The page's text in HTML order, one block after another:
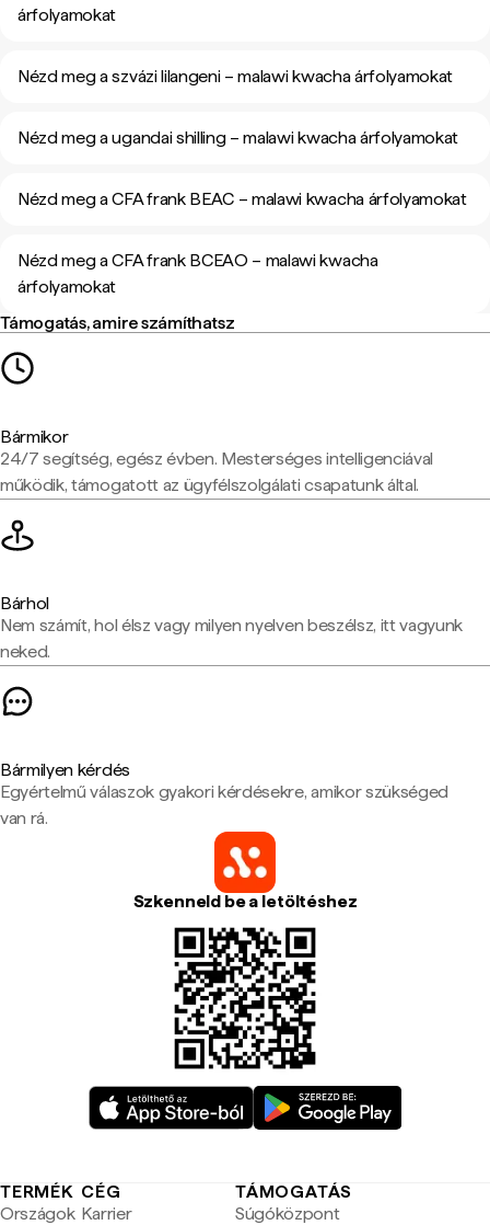
árfolyamokat
Nézd meg a szvázi lilangeni – malawi kwacha árfolyamokat
Nézd meg a ugandai shilling – malawi kwacha árfolyamokat
Nézd meg a CFA frank BEAC – malawi kwacha árfolyamokat
Nézd meg a CFA frank BCEAO – malawi kwacha
árfolyamokat
Támogatás, amire számíthatsz
Bármikor
24/7 segítség, egész évben. Mesterséges intelligenciával
működik, támogatott az ügyfélszolgálati csapatunk által.
Bárhol
Nem számít, hol élsz vagy milyen nyelven beszélsz, itt vagyunk
neked.
Bármilyen kérdés
Egyértelmű válaszok gyakori kérdésekre, amikor szükséged
van rá.
Szkenneld be a letöltéshez
TERMÉK
Országok
CÉG
Karrier
TÁMOGATÁS
Súgóközpont